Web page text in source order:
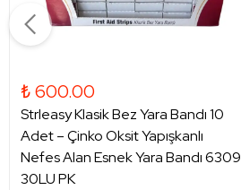
₺ 600.00
Strleasy Klasik Bez Yara Bandı 10
Adet – Çinko Oksit Yapışkanlı
Nefes Alan Esnek Yara Bandı 6309
30LU PK